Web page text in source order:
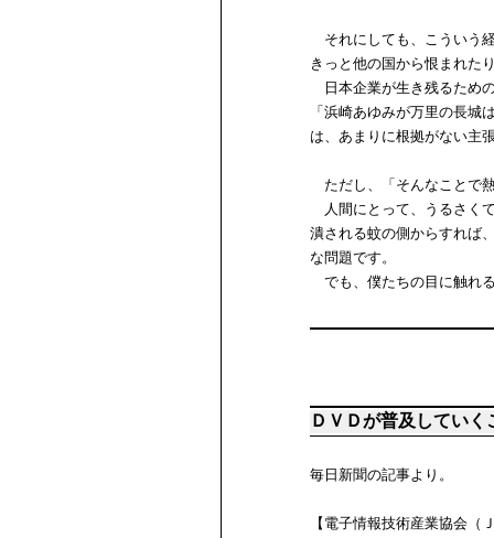
それにしても、こういう
きっと他の国から恨まれた
日本企業が生き残るため
「浜崎あゆみが万里の長
は、あまりに根拠がない主
ただし、「そんなことで
人間にとって、うるさく
潰される蚊の側からすれば
な問題です。
でも、僕たちの目に触れ
ＤＶＤが普及していく
毎日新聞の記事より。
【電子情報技術産業協会